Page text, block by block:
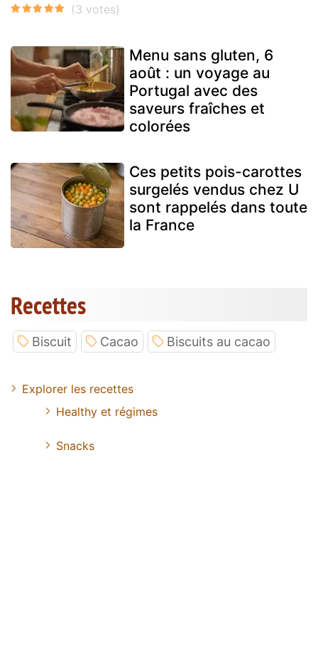
Menu sans gluten, 6
août : un voyage au
Portugal avec des
saveurs fraîches et
colorées
Ces petits pois-carottes
surgelés vendus chez U
sont rappelés dans toute
la France
Recettes
Biscuit Cacao Biscuits au cacao
Explorer les recettes
Healthy et régimes
Snacks